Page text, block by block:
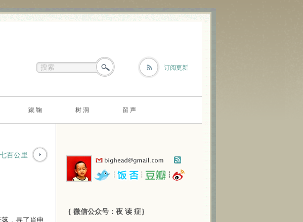
订阅更新
蹴 鞠 树 洞 留 声
百公里
，寻了肖申
┆ ┆ ┆
｛ 微信公众号：夜 读 症｝